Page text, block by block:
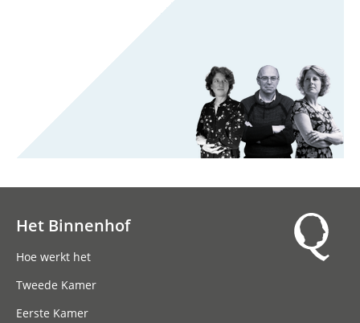
Het Binnenhof
Hoe werkt het
Tweede Kamer
Eerste Kamer